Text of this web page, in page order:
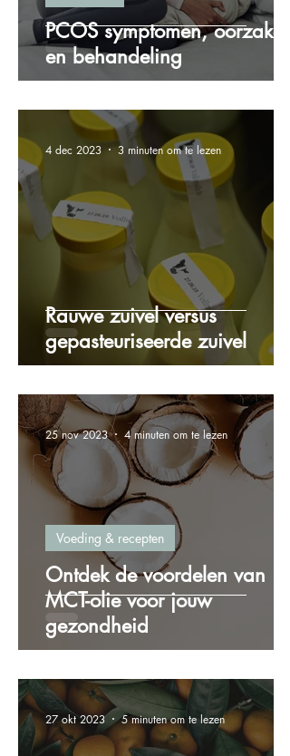
PCOS symptomen, oorzaken
en behandeling
Rauwe zuivel versus
gepasteuriseerde zuivel
4 dec 2023 3 minuten om te lezen
Ontdek de voordelen van
MCT-olie voor jouw
gezondheid
Voeding & recepten
25 nov 2023 4 minuten om te lezen
27 okt 2023 5 minuten om te lezen